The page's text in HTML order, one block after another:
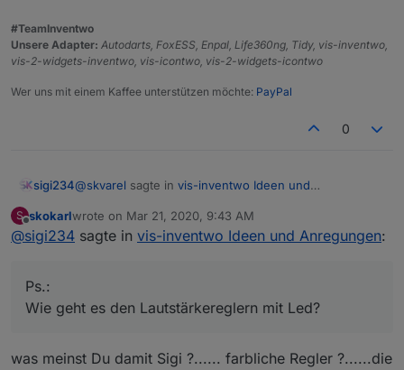
#TeamInventwo
Unsere Adapter: Autodarts, FoxESS, Enpal, Life360ng, Tidy, vis-inventwo,
vis-2-widgets-inventwo, vis-icontwo, vis-2-widgets-icontwo
Wer uns mit einem Kaffee unterstützen möchte: PayPal
0
sigi234@skvarel sagte in vis-inventwo Ideen und
So ähnlich stelle ich mir die Lösung vor:
Ps.:
S
Offline
skokarlwrote on Mar 21, 2020, 9:43 AM
last edited by
@sigi234 sagte in vis-inventwo Ideen und Anregungen:
Ps.:
Wie geht es den Lautstärkereglern mit Led?
was meinst Du damit Sigi ?...... farbliche Regler ?......die